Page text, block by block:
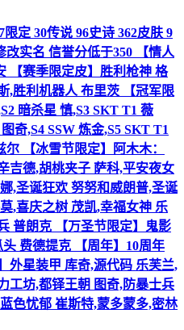
限定 30传说 96史诗 362皮肤 9
改实名 信誉分低于350 【情人
【赛季限定皮】胜利枪神 格
,胜利机器人 布里茨 【冠军限
暗杀星 慎,S3 SKT T1 薇
奇,S4 SSW 炼金,S5 SKT T1
尔 【冰雪节限定】阿木木：
吉德,胡桃夹子 萨科,平安夜女
,圣诞狂欢 努努和威朗普,圣诞
,喜庆之树 茂凯,幸福女神 乐
普朗克 【万圣节限定】鬼影
费德提克 【周年】10周年
外星装甲 库奇,源代码 乐芙兰,
工坊,都铎王朝 图奇,防暴士兵
色忧郁 崔斯特,蒙多蒙多,密林